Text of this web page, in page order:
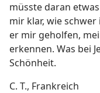
müsste daran
mir klar, wie
er mir geholfen,
erkennen. Was bei
Schönheit.
C. T., Frankreich